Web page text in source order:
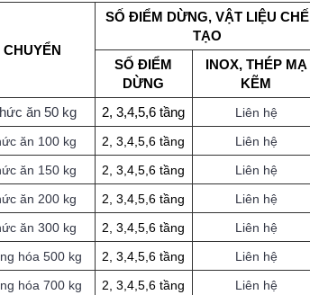
SỐ ĐIỂM DỪNG, VẬT LIỆU CHẾ
TẠO
SỐ ĐIỂM
DỪNG
INOX, THÉP MẠ
KẼM
ăn 50 kg
2, 3,4,5,6 tầng
Liên hệ
ăn 100 kg
2, 3,4,5,6 tầng
Liên hệ
ăn 150 kg
2, 3,4,5,6 tầng
Liên hệ
ăn 200 kg
2, 3,4,5,6 tầng
Liên hệ
ăn 300 kg
2, 3,4,5,6 tầng
Liên hệ
hóa 500 kg
2, 3,4,5,6 tầng
Liên hệ
hóa 700 kg
2, 3,4,5,6 tầng
Liên hệ